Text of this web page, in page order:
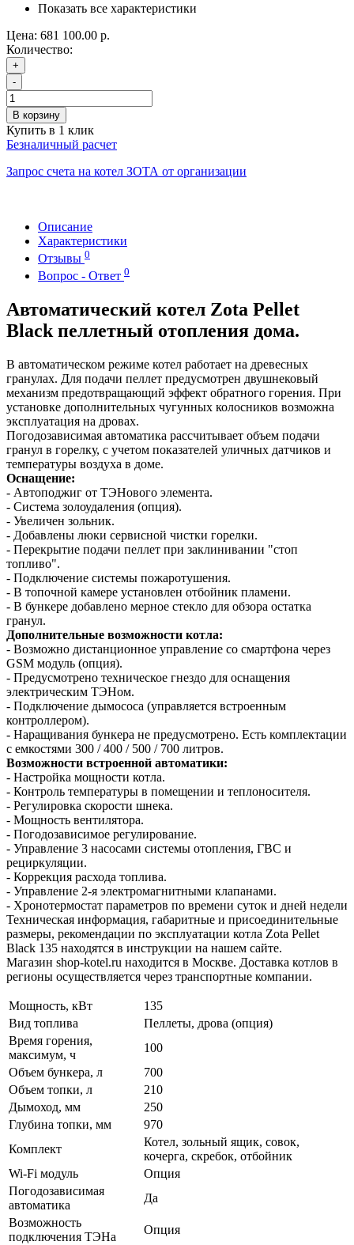
Показать все характеристики
Цена: 681 100.00 р.
Количество:
+
-
В корзину
Купить в 1 клик
Безналичный расчет
Запрос счета на котел ЗОТА от организации
Описание
Характеристики
Отзывы 0
Вопрос - Ответ 0
Автоматический котел Zota Pellet
Black пеллетный отопления дома.
В автоматическом режиме котел работает на древесных
гранулах. Для подачи пеллет предусмотрен двушнековый
механизм предотвращающий эффект обратного горения. При
установке дополнительных чугунных колосников возможна
эксплуатация на дровах.
Погодозависимая автоматика рассчитывает объем подачи
гранул в горелку, с учетом показателей уличных датчиков и
температуры воздуха в доме.
Оснащение:
- Автоподжиг от ТЭНового элемента.
- Система золоудаления (опция).
- Увеличен зольник.
- Добавлены люки сервисной чистки горелки.
- Перекрытие подачи пеллет при заклинивании "стоп
топливо".
- Подключение системы пожаротушения.
- В топочной камере установлен отбойник пламени.
- В бункере добавлено мерное стекло для обзора остатка
гранул.
Дополнительные возможности котла:
- Возможно дистанционное управление со смартфона через
GSM модуль (опция).
- Предусмотрено техническое гнездо для оснащения
электрическим ТЭНом.
- Подключение дымососа (управляется встроенным
контроллером).
- Наращивания бункера не предусмотрено. Есть комплектации
с емкостями 300 / 400 / 500 / 700 литров.
Возможности встроенной автоматики:
- Настройка мощности котла.
- Контроль температуры в помещении и теплоносителя.
- Регулировка скорости шнека.
- Мощность вентилятора.
- Погодозависимое регулирование.
- Управление 3 насосами системы отопления, ГВС и
рециркуляции.
- Коррекция расхода топлива.
- Управление 2-я электромагнитными клапанами.
- Хронотермостат параметров по времени суток и дней недели
Техническая информация, габаритные и присоединительные
размеры, рекомендации по эксплуатации котла Zota Pellet
Black 135 находятся в инструкции на нашем сайте.
Магазин shop-kotel.ru находится в Москве. Доставка котлов в
регионы осуществляется через транспортные компании.
Мощность, кВт
135
Вид топлива
Пеллеты, дрова (опция)
Время горения,
максимум, ч
100
Объем бункера, л
700
Объем топки, л
210
Дымоход, мм
250
Глубина топки, мм
970
Комплект
Котел, зольный ящик, совок,
кочерга, скребок, отбойник
Wi-Fi модуль
Опция
Погодозависимая
автоматика
Да
Возможность
подключения ТЭНа
Опция